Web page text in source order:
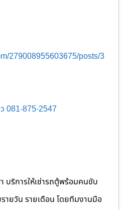
279008955603675/posts/3
081-875-2547
บริการให้เช่ารถตู้พร้อมคนขับ
ยวัน รายเดือน โดยทีมงานมือ